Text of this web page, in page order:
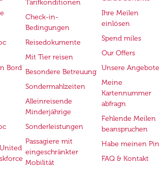
Bord
Tarifkonditionen
Check-in-
Bedingungen
Reisedokumente
Mit Tier reisen
Besondere Betreuung
Sondermahlzeiten
Alleinreisende
Minderjährige
Sonderleistungen
Passagiere mit
eingeschränkter
Mobilität
Ihre Meilen
einlösen
Spend miles
Our Offers
Unsere Angebote
Meine
Kartennummer
abfragn
Fehlende Meilen
beanspruchen
Habe meinen Pin
FAQ & Kontakt